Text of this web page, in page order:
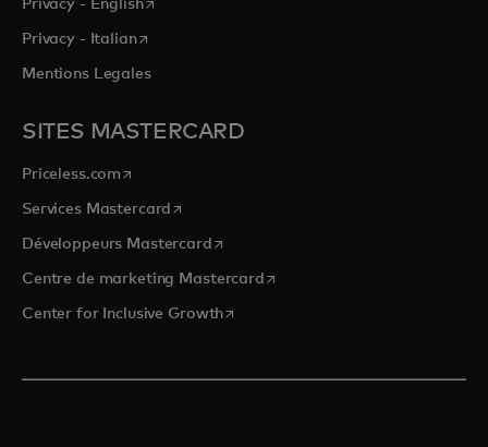
Privacy - English
Privacy - Italians’ouvre dans un nouvel onglet
Mentions Legales
SITES MASTERCARD
Priceless.com s’ouvre dans un nouvel onglet
Services Mastercard s’ouvre dans un nouvel onglet
Développeurs Mastercards’ouvre dans un nouvel onglet
Centre de marketing Mastercards’ouvre dans un nouvel onglet
Center for Inclusive Growths’ouvre dans un nouvel onglet